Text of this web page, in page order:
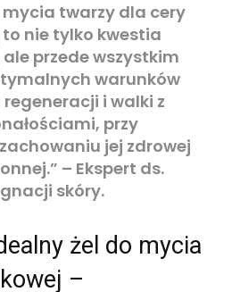
mycia twarzy dla cery
nie tylko kwestia
przede wszystkim
warunków
i walki z
przy
jej zdrowej
– Ekspert ds.
skóry.
żel do mycia
–